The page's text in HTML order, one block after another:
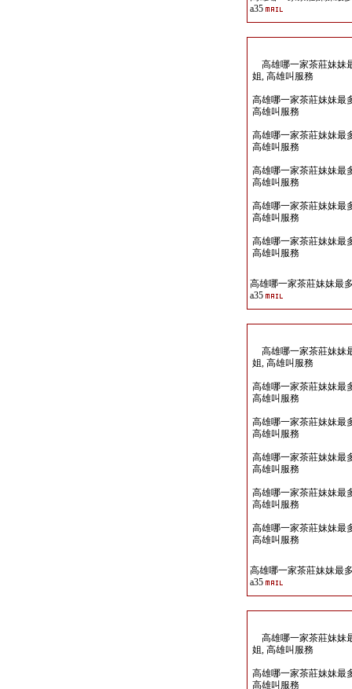
a35
高雄哪一家茶莊妹妹
姐, 高雄叫服務
高雄哪一家茶莊妹妹最
高雄叫服務
高雄哪一家茶莊妹妹最
高雄叫服務
高雄哪一家茶莊妹妹最
高雄叫服務
高雄哪一家茶莊妹妹最
高雄叫服務
高雄哪一家茶莊妹妹最
高雄叫服務
高雄哪一家茶莊妹妹最
a35
高雄哪一家茶莊妹妹
姐, 高雄叫服務
高雄哪一家茶莊妹妹最
高雄叫服務
高雄哪一家茶莊妹妹最
高雄叫服務
高雄哪一家茶莊妹妹最
高雄叫服務
高雄哪一家茶莊妹妹最
高雄叫服務
高雄哪一家茶莊妹妹最
高雄叫服務
高雄哪一家茶莊妹妹最
a35
高雄哪一家茶莊妹妹
姐, 高雄叫服務
高雄哪一家茶莊妹妹最
高雄叫服務